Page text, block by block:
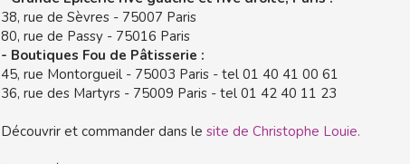
38, rue de Sèvres - 75007 Paris
80, rue de Passy - 75016 Paris
- Boutiques Fou de Pâtisserie :
45, rue Montorgueil - 75003 Paris - tel 01 40 41 00 61
36, rue des Martyrs - 75009 Paris - tel 01 42 40 11 23
Découvrir et commander dans le site de Christophe Louie.